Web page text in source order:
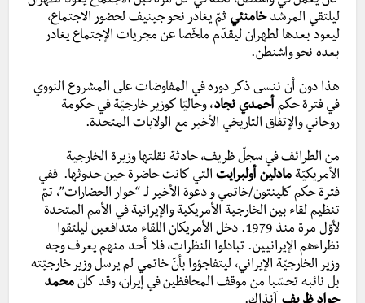
ليلتقي المرشدخامنئي ثمّ يغادر نحو جينيف لحضور الاجتماع،
ليعود بعدها لطهران ليقدّم ملخّصا عن مجريات الإجتماع يغادر
بعده نحو واشنطن.
هذا دون أن ننسى ذكر دوره في المفاوضات على المشروع النووي
في فترة حكم أحمدي نجاد، وحاليّا كوزير خارجيّة في حكومة
روحاني والإتفاق التاريخي الأخير مع الولايات المتحدة.
من الطرائف في سجلّ ظريف، حادثة نقلتها وزيرة الخارجية
الأمريكيّةمادلين أولبرايت التي كانت حاضرة حين حدوثها. ففي
فترة حكم كلينتون/خاتمي و دعوة الأخير لـ “حوار الحضارات”، تمّ
تنظيم لقاء بين الخارجية الأمريكية والإيرانية في الأمم المتحدة
لأوّل مرة منذ 1979. دخل الأمريكان اللقاء متدافعين ليلتقوا
نظراءهم الإيرانيين. تبادلوا النظرات، فلا أحد منهم يعرف وجه
وزير الخارجيّة الإيراني، ليتفاجؤوا بأنّ خاتمي لم يرسل وزير خارجيّته
بل نائبه تحسّبا من موقف المحافظين في إيران، وقد كانمحمد